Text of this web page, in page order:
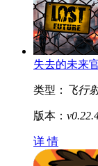
失去的未来
类型： 飞行
版本：
详 情